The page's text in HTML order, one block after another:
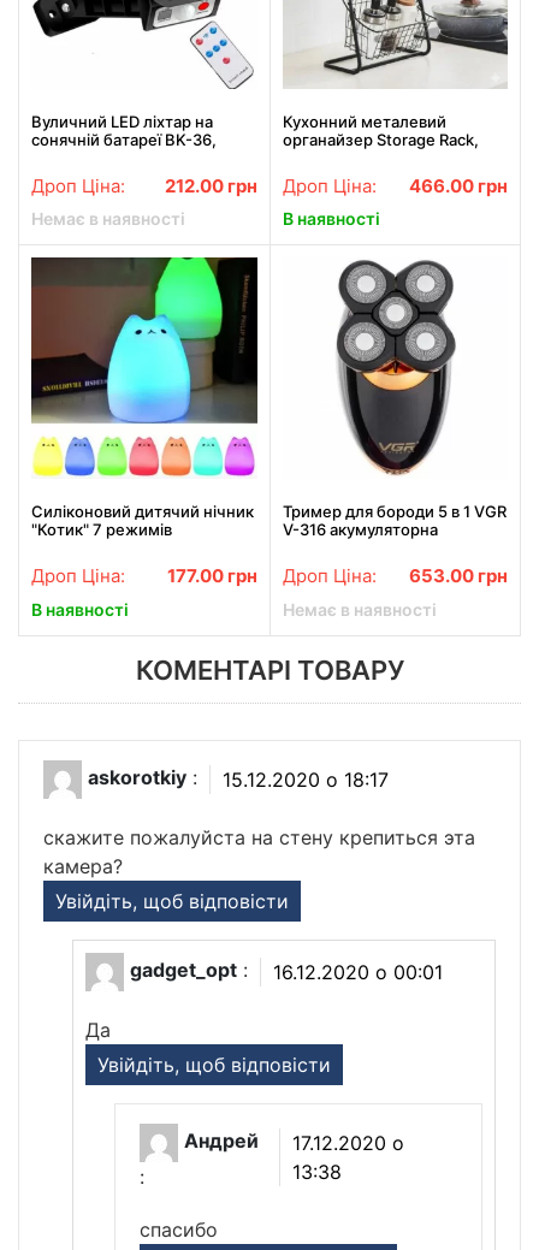
Вуличний LED ліхтар на
сонячній батареї BK-36,
світильник з датчиком руху
у вигляді камери
Дроп Ціна: 212.00 грн
Немає в наявності
Кухонний металевий
органайзер Storage Rack,
39×28×18 см, чорний
Дроп Ціна: 466.00 грн
В наявності
Силіконовий дитячий нічник
"Котик" 7 режимів
Дроп Ціна: 177.00 грн
В наявності
Тример для бороди 5 в 1 VGR
V-316 акумуляторна
Дроп Ціна: 653.00 грн
Немає в наявності
КОМЕНТАРІ ТОВАРУ
askorotkiy : 15.12.2020 о 18:17
скажите пожалуйста на стену крепиться эта
камера?
Увійдіть, щоб відповісти
gadget_opt : 16.12.2020 о 00:01
Да
Увійдіть, щоб відповісти
Андрей
:
17.12.2020 о
13:38
спасибо